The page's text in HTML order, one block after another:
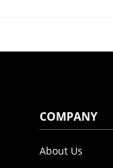
COMPANY
About Us